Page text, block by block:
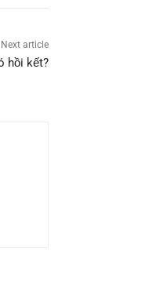
Next article
hồi kết?